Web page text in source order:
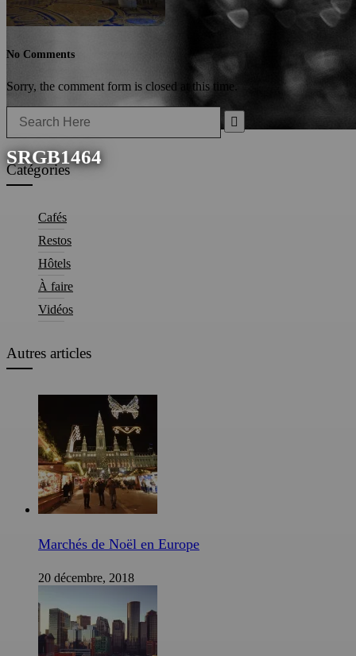
SRGB1464
No Comments
Sorry, the comment form is closed at this time.
for:
Catégories
Cafés
Restos
Hôtels
À faire
Vidéos
Autres articles
Marchés de Noël en Europe
20 décembre, 2018